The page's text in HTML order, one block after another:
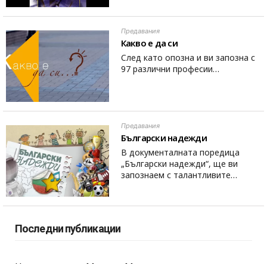
Предавания
Какво е да си
След като опозна и ви запозна с
97 различни професии…
Предавания
Български надежди
В документалната поредица
„Български надежди“, ще ви
запознаем с талантливите…
Последни публикации